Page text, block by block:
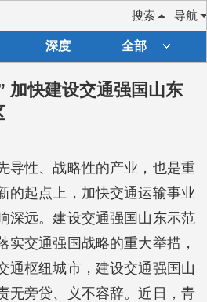
导航
搜索
深度 全部
加快建设交通强国山东
导性、战略性的产业，也是重
的起点上，加快交通运输事业
深远。建设交通强国山东示范
实交通强国战略的重大举措，
通枢纽城市，建设交通强国山
无旁贷、义不容辞。近日，青